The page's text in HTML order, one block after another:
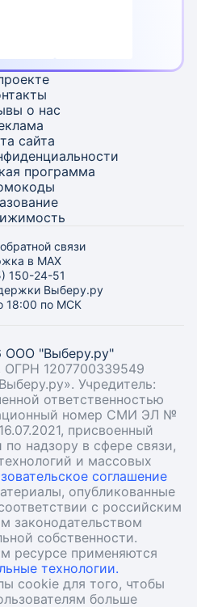
о нас
сайта
программа
связи
в MAX
150-24-51
Выберу.ру
18:00 по МСК
ООО "Выберу.ру"
1207700339549
Учредитель:
ответственностью
номер СМИ ЭЛ №
присвоенный
надзору в сфере связи,
и массовых
соглашение
опубликованные
с российским
законодательством
собственности.
ресурсе применяются
технологии.
cookie для того, чтобы
больше